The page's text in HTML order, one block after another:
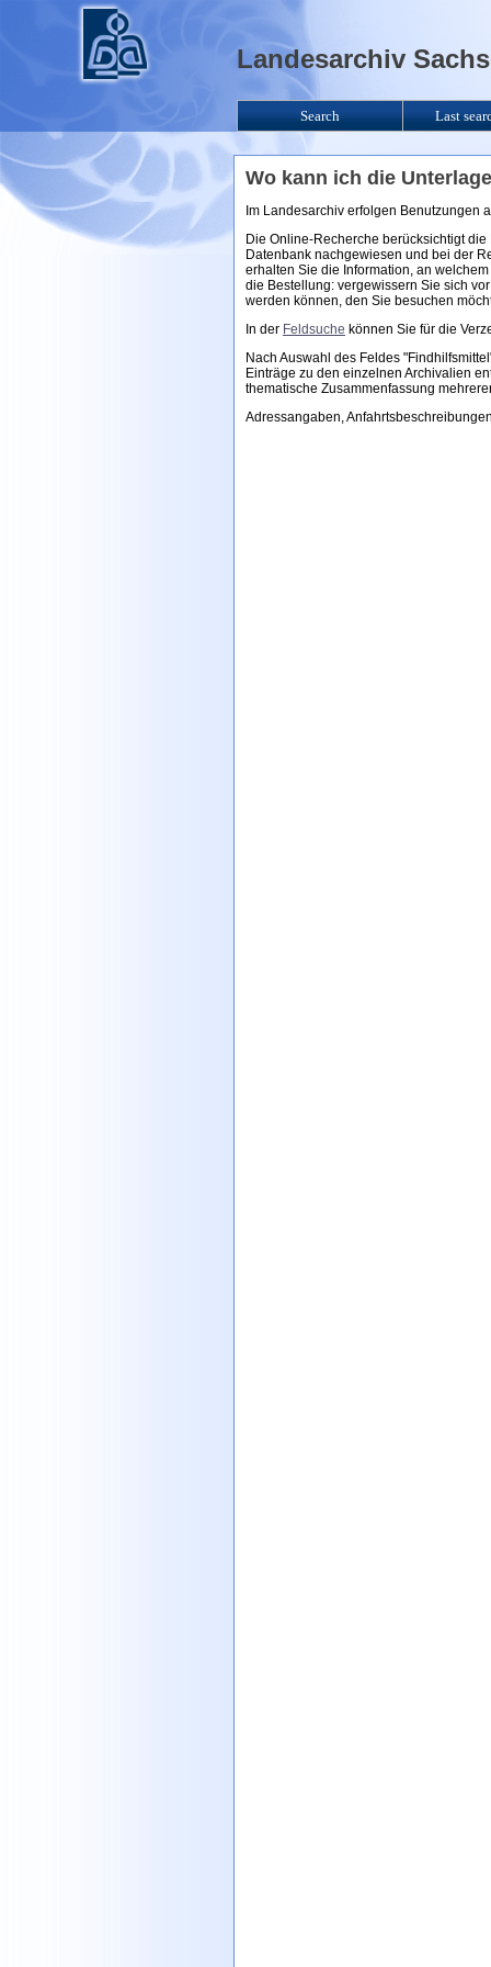
Wo kann ich die
Im Landesarchiv erfolgen Benutzungen
Die Online-Recherche berücksichtigt
Datenbank nachgewiesen und bei der
erhalten Sie die Information, an
die Bestellung: vergewissern Sie sich
werden können, den Sie besuchen
In der Feldsuche können Sie für die
Nach Auswahl des Feldes
Einträge zu den einzelnen Archivalien
thematische Zusammenfassung
Adressangaben,
Landesarchiv
Search Last